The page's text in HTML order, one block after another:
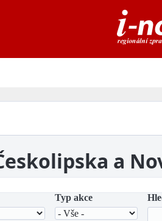
a
Typ akce